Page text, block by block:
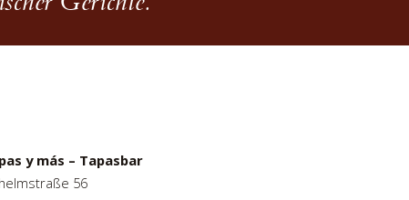
y más – Tapasbar
56